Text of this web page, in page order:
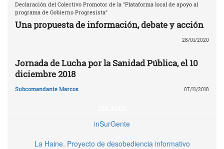
Declaración del Colectivo Promotor de la "Plataforma local de apoyo al
programa de Gobierno Progresista"
Una propuesta de información, debate y acción
28/01/2020
Jornada de Lucha por la Sanidad Pública, el 10
diciembre 2018
Subcomandante Marcos 07/11/2018
inSurGente
La Haine. Proyecto de desobediencia informativo